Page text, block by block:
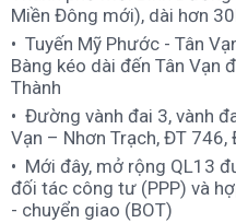
Miền Đông mới), dài hơn
Tuyến Mỹ Phước - Tân
Bàng kéo dài đến Tân Vạn
Thành
Đường vành đai 3, vành
Vạn – Nhơn Trạch, ĐT
Mới đây, mở rộng QL13
đối tác công tư (PPP) và
- chuyển giao (BOT)